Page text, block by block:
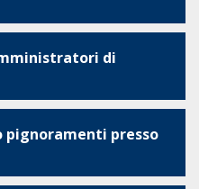
di
pignoramenti presso